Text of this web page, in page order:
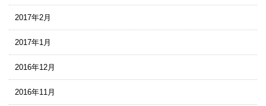
2017年2月
2017年1月
2016年12月
2016年11月